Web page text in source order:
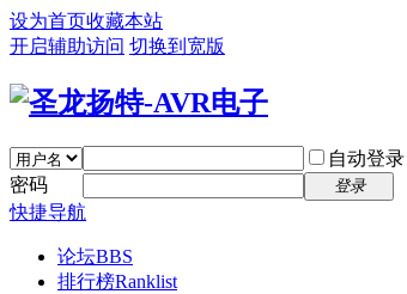
设为首页收藏本站
开启辅助访问 切换到宽版
自动登录
密码
登录
快捷导航
论坛BBS
排行榜Ranklist